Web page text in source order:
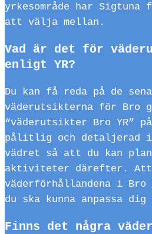
yrkesområde har
att välja mellan.
Vad är det för
enligt YR?
Du kan få reda på de
väderutsikterna för Bro
“väderutsikter Bro YR”
pålitlig och detaljerad
vädret så att du kan
aktiviteter därefter. Att
väderförhållandena i
du ska kunna anpassa
Finns det några